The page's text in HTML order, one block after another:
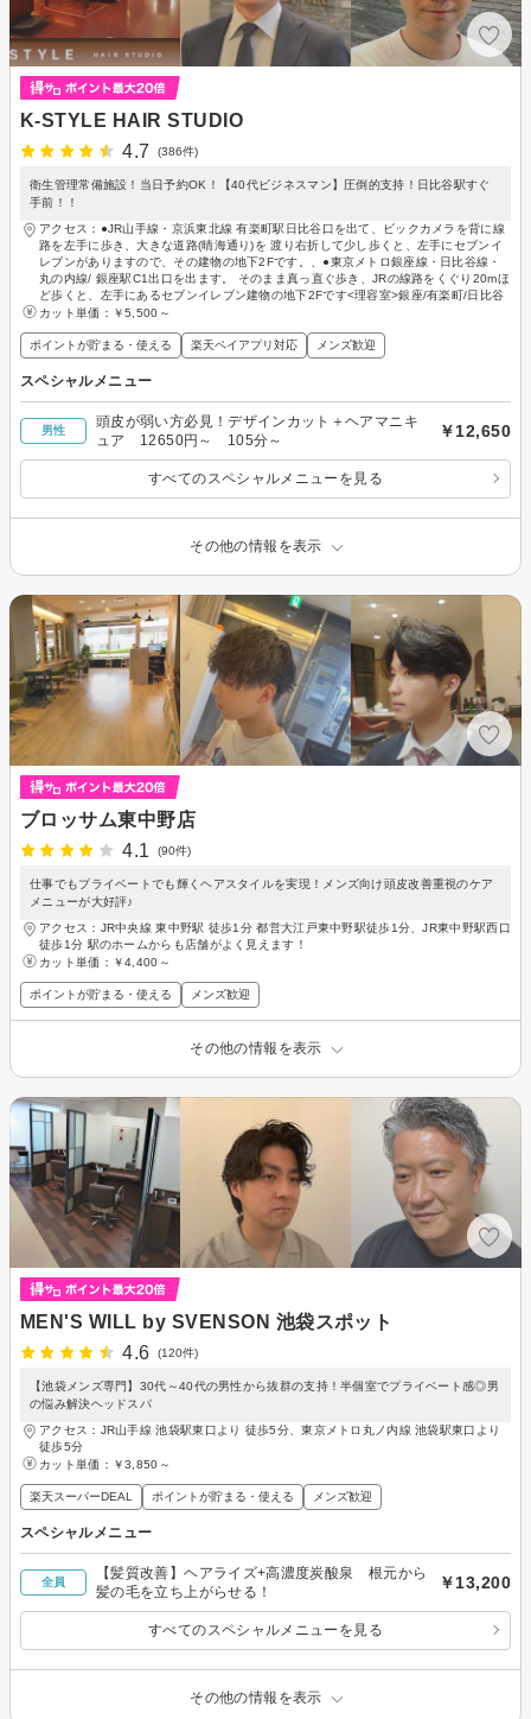
K-STYLE HAIR STUDIO
4.7
(386件)
衛生管理常備施設！当日予約OK！【40代ビジネスマン】圧倒的支持！日比谷駅すぐ
手前！！
アクセス：●JR山手線・京浜東北線 有楽町駅日比谷口を出て、ビックカメラを背に線
路を左手に歩き、大きな道路(晴海通り)を 渡り右折して少し歩くと、左手にセブンイ
レブンがありますので、その建物の地下2Fです。、●東京メトロ銀座線・日比谷線・
丸の内線/ 銀座駅C1出口を出ます。 そのまま真っ直ぐ歩き、JRの線路をくぐり20mほ
ど歩くと、左手にあるセブンイレブン建物の地下2Fです<理容室>銀座/有楽町/日比谷
カット単価： ￥5,500～
ポイントが貯まる・使える 楽天ペイアプリ対応 メンズ歓迎
スペシャルメニュー
男性
頭皮が弱い方必見！デザインカット＋ヘアマニキ
ュア 12650円～ 105分～
￥12,650
すべてのスペシャルメニューを見る
その他の情報を表示
ブロッサム東中野店
4.1
(90件)
仕事でもプライベートでも輝くヘアスタイルを実現！メンズ向け頭皮改善重視のケア
メニューが大好評♪
アクセス：JR中央線 東中野駅 徒歩1分 都営大江戸東中野駅徒歩1分、JR東中野駅西口
徒歩1分 駅のホームからも店舗がよく見えます！
カット単価： ￥4,400～
ポイントが貯まる・使える メンズ歓迎
その他の情報を表示
MEN'S WILL by SVENSON 池袋スポット
4.6
(120件)
【池袋メンズ専門】30代～40代の男性から抜群の支持！半個室でプライベート感◎男
の悩み解決ヘッドスパ
アクセス：JR山手線 池袋駅東口より 徒歩5分、東京メトロ丸ノ内線 池袋駅東口より
徒歩5分
カット単価： ￥3,850～
楽天スーパーDEAL ポイントが貯まる・使える メンズ歓迎
スペシャルメニュー
全員
【髪質改善】ヘアライズ+高濃度炭酸泉 根元から
髪の毛を立ち上がらせる！
￥13,200
すべてのスペシャルメニューを見る
その他の情報を表示